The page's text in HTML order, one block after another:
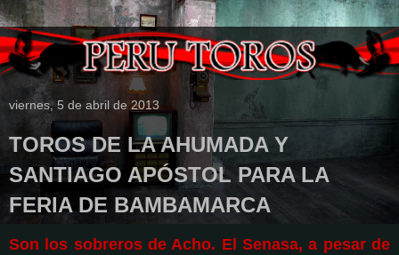
viernes, 5 de abril de 2013
TOROS DE LA AHUMADA Y
SANTIAGO APÓSTOL PARA LA
FERIA DE BAMBAMARCA
Son los sobreros de Acho. El Senasa, a pesar de